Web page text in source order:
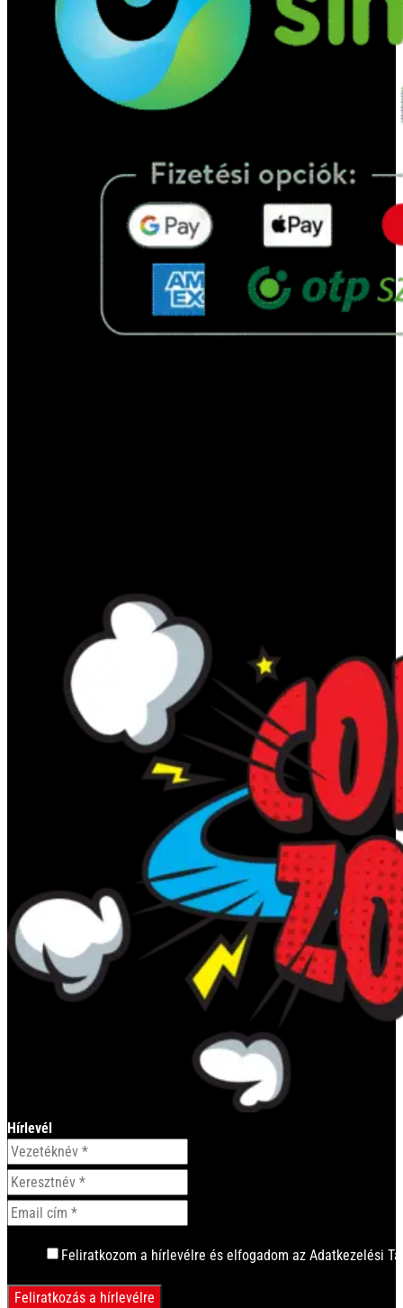
Hírlevél
Feliratkozom a hírlevélre és elfogadom az Adatkezelési
Feliratkozás a hírlevélre